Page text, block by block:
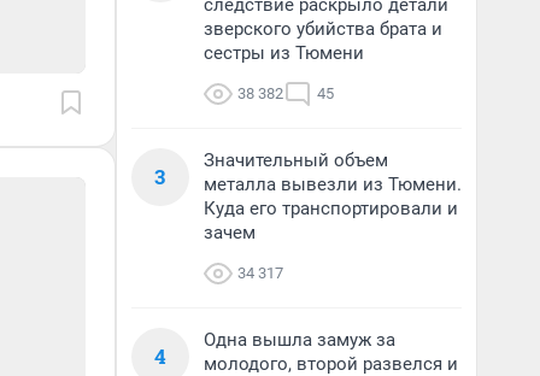
следствие раскрыло детали
зверского убийства брата и
сестры из Тюмени
38 382 45
3
Значительный объем
металла вывезли из Тюмени.
Куда его транспортировали и
зачем
34 317
4
Одна вышла замуж за
молодого, второй развелся и